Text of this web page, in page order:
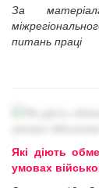
За
питань праці
Які діють
умовах